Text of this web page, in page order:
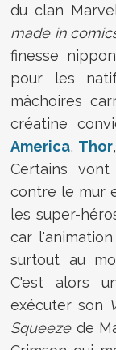
du clan
made in
finesse
pour les
mâchoires
créatine
America, Thor
Certains
contre le mur
les super-
car
surtout au
C'est alors
exécuter son
Squeezede